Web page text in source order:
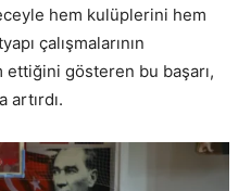
hem kulüplerini hem
çalışmalarının
gösteren bu başarı,
artırdı.